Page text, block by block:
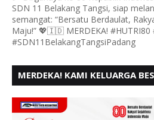
SDN 11 Belakang Tangsi, siap
semangat: “Bersatu Berdaulat,
Maju!” 💖🇮🇩 MERDEKA!
#SDN11BelakangTangsiPadang
MERDEKA! KAMI KELUARGA
- 80,